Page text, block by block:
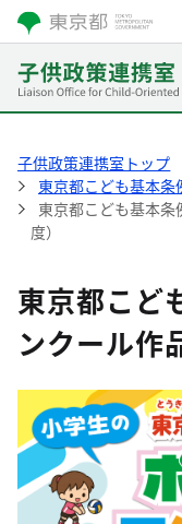
子供政策連携室トップ
東京都こども基本
東京都こども基本
度）
東京都こど
ンクール作